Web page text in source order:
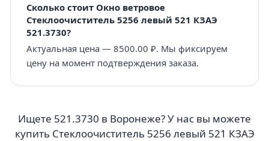
Сколько стоит Окно ветровое
Стеклоочиститель 5256 левый 521 КЗАЭ
521.3730?
Актуальная цена — 8500.00 ₽. Мы фиксируем
цену на момент подтверждения заказа.
Ищете 521.3730 в Воронеже? У нас вы можете
купить Стеклоочиститель 5256 левый 521 КЗАЭ